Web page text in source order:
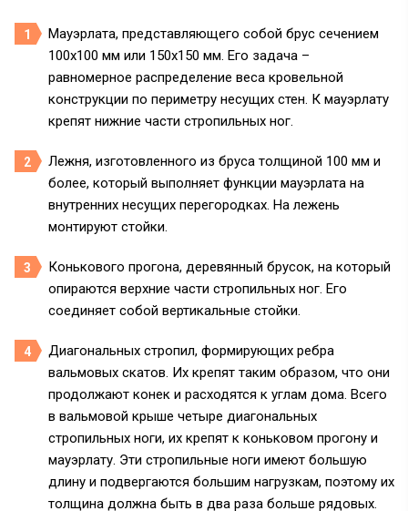
Мауэрлата, представляющего собой брус сечением
100х100 мм или 150х150 мм. Его задача –
равномерное распределение веса кровельной
конструкции по периметру несущих стен. К мауэрлату
крепят нижние части стропильных ног.
Лежня, изготовленного из бруса толщиной 100 мм и
более, который выполняет функции мауэрлата на
внутренних несущих перегородках. На лежень
монтируют стойки.
Конькового прогона, деревянный брусок, на который
опираются верхние части стропильных ног. Его
соединяет собой вертикальные стойки.
Диагональных стропил, формирующих ребра
вальмовых скатов. Их крепят таким образом, что они
продолжают конек и расходятся к углам дома. Всего
в вальмовой крыше четыре диагональных
стропильных ноги, их крепят к коньковом прогону и
мауэрлату. Эти стропильные ноги имеют большую
длину и подвергаются большим нагрузкам, поэтому их
толщина должна быть в два раза больше рядовых.